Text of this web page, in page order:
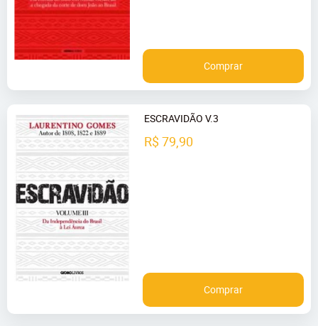
Comprar
ESCRAVIDÃO V.3
R$ 79,90
Comprar